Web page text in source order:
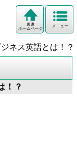
メニュー
東進
ホームページ
ジネス英語とは！？
！？